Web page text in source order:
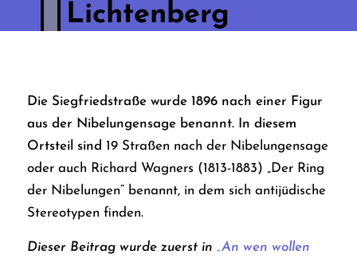
Lichtenberg
Die Siegfriedstraße wurde 1896 nach einer Figur
aus der Nibelungensage benannt. In diesem
Ortsteil sind 19 Straßen nach der Nibelungensage
oder auch Richard Wagners (1813-1883) „Der Ring
der Nibelungen“ benannt, in dem sich antijüdische
Stereotypen finden.
Dieser Beitrag wurde zuerst in „An wen wollen